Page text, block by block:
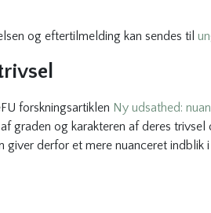
og eftertilmelding kan sendes til
forskningsartiklen Ny udsathed:
graden og karakteren af deres
derfor et mere nuanceret